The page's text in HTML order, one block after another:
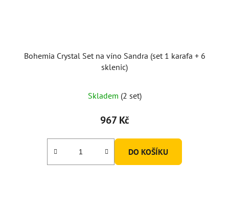
Bohemia Crystal Set na víno Sandra (set 1 karafa + 6
sklenic)
hodnocení
produktu
5,0
Skladem (2 set)
967 Kč
DO KOŠÍKU